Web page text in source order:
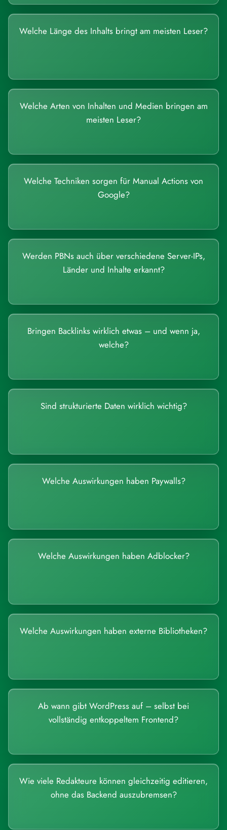
Welche Länge des Inhalts bringt am meisten Leser?
Welche Arten von Inhalten und Medien bringen am
meisten Leser?
Welche Techniken sorgen für Manual Actions von
Google?
Werden PBNs auch über verschiedene Server-IPs,
Länder und Inhalte erkannt?
Bringen Backlinks wirklich etwas – und wenn ja,
welche?
Sind strukturierte Daten wirklich wichtig?
Welche Auswirkungen haben Paywalls?
Welche Auswirkungen haben Adblocker?
Welche Auswirkungen haben externe Bibliotheken?
Ab wann gibt WordPress auf – selbst bei
vollständig entkoppeltem Frontend?
Wie viele Redakteure können gleichzeitig editieren,
ohne das Backend auszubremsen?